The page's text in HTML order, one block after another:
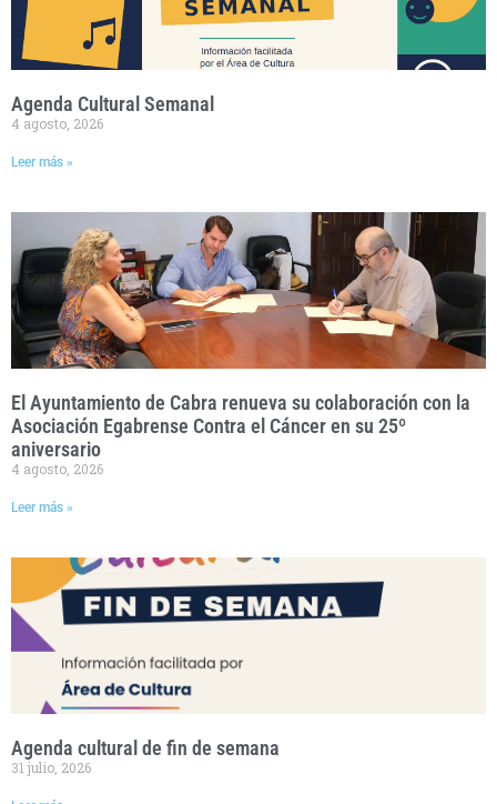
Agenda Cultural Semanal
4 agosto, 2026
Leer más »
El Ayuntamiento de Cabra renueva su colaboración con la
Asociación Egabrense Contra el Cáncer en su 25º
aniversario
4 agosto, 2026
Leer más »
Agenda cultural de fin de semana
31 julio, 2026